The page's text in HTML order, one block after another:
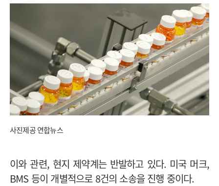
사진제공 연합뉴스
이와 관련, 현지 제약계는 반발하고 있다. 미국 머크,
BMS 등이 개별적으로 8건의 소송을 진행 중이다.